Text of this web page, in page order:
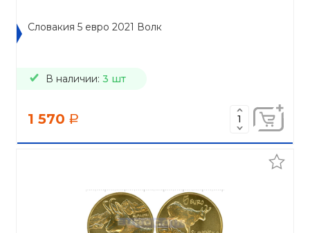
Словакия 5 евро 2021 Волк
В наличии: 3 шт
1 570 a